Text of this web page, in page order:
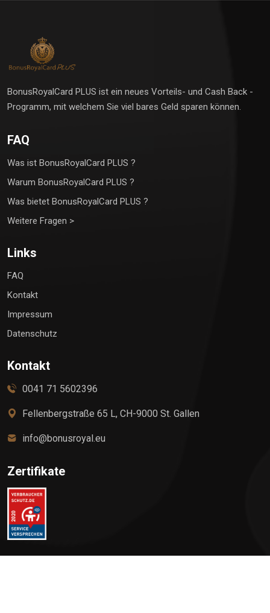
BonusRoyalCard PLUS ist ein neues Vorteils- und Cash Back -
Programm, mit welchem Sie viel bares Geld sparen können.
FAQ
Was ist BonusRoyalCard PLUS ?
Warum BonusRoyalCard PLUS ?
Was bietet BonusRoyalCard PLUS ?
Weitere Fragen >
Links
FAQ
Kontakt
Impressum
Datenschutz
Kontakt
0041 71 5602396
Fellenbergstraße 65 L, CH-9000 St. Gallen
info@bonusroyal.eu
Zertifikate